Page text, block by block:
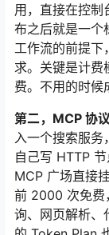
用，直接在控
布之后就是一个
工作流的前提下
求。关键是计
费。不用的时候
第二，MCP 协
入一个搜索服务
自己写 HTTP
MCP 广场直接
前 2000 次免费
询、网页解析、